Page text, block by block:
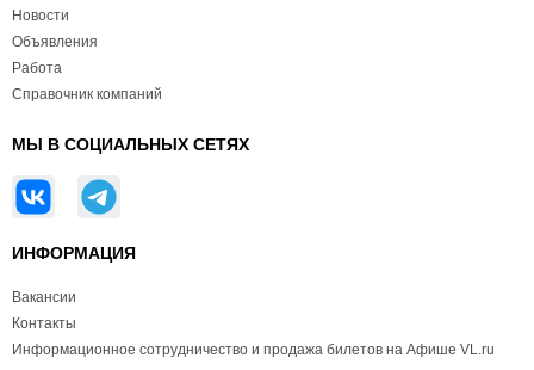
Новости
Объявления
Работа
Справочник компаний
МЫ В СОЦИАЛЬНЫХ СЕТЯХ
ИНФОРМАЦИЯ
Вакансии
Контакты
Информационное сотрудничество и продажа билетов на Афише VL.ru